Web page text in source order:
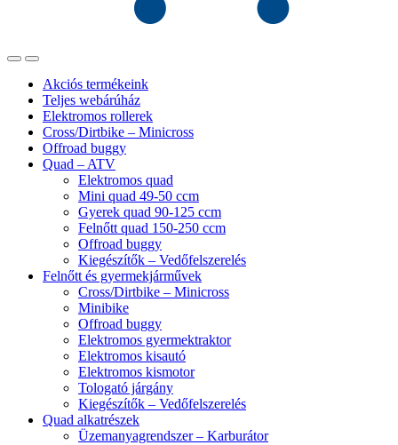
Akciós termékeink
Teljes webárúház
Elektromos rollerek
Cross/Dirtbike – Minicross
Offroad buggy
Quad – ATV
Elektromos quad
Mini quad 49-50 ccm
Gyerek quad 90-125 ccm
Felnőtt quad 150-250 ccm
Offroad buggy
Kiegészítők – Vedőfelszerelés
Felnőtt és gyermekjárművek
Cross/Dirtbike – Minicross
Minibike
Offroad buggy
Elektromos gyermektraktor
Elektromos kisautó
Elektromos kismotor
Tologató járgány
Kiegészítők – Vedőfelszerelés
Quad alkatrészek
Üzemanyagrendszer – Karburátor